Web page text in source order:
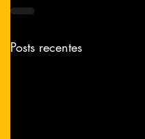
Posts recentes